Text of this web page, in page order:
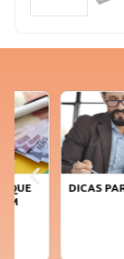
DICAS PARA